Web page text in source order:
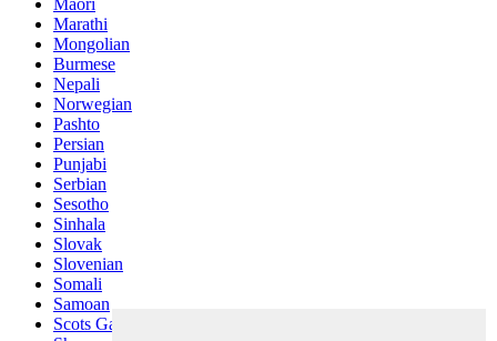
Maori
Marathi
Mongolian
Burmese
Nepali
Norwegian
Pashto
Persian
Punjabi
Serbian
Sesotho
Sinhala
Slovak
Slovenian
Somali
Samoan
Scots Gaelic